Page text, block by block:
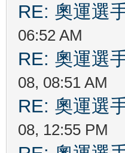
RE: 奧運選
06:52 AM
RE: 奧運選
08, 08:51 AM
RE: 奧運選
08, 12:55 PM